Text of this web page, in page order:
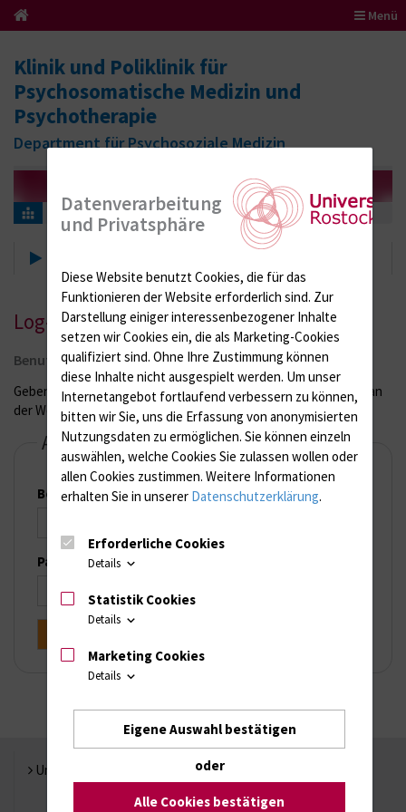
Menü
Klinik und Poliklinik für
Psychosomatische Medizin und
Psychotherapie
Department für Psychosoziale Medizin
Lehre Lehrveranstaltungen Log-In
Log-In
Benutzeranmeldung
Geben Sie Ihren Benutzernamen und Ihr Passwort ein, um sich an
der Website anzumelden
Anmelden
Benutzername
Passwort
Universität Rostock
Datenverarbeitung
und Privatsphäre
Diese Website benutzt Cookies, die für das
Funktionieren der Website erforderlich sind. Zur
Darstellung einiger interessenbezogener Inhalte
setzen wir Cookies ein, die als Marketing-Cookies
qualifiziert sind. Ohne Ihre Zustimmung können
diese Inhalte nicht ausgespielt werden. Um unser
Internetangebot fortlaufend verbessern zu können,
bitten wir Sie, uns die Erfassung von anonymisierten
Nutzungsdaten zu ermöglichen. Sie können einzeln
auswählen, welche Cookies Sie zulassen wollen oder
allen Cookies zustimmen. Weitere Informationen
erhalten Sie in unserer Datenschutzerklärung.
Erforderliche Cookies
Details
Statistik Cookies
Details
Marketing Cookies
Details
Eigene Auswahl bestätigen
oder
Alle Cookies bestätigen